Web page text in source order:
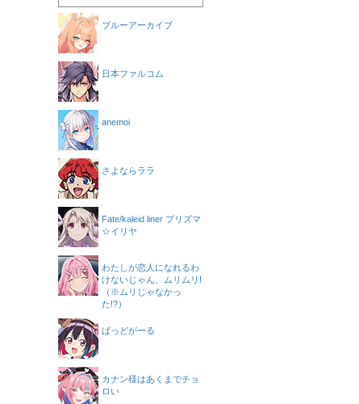
ブルーアーカイブ
日本ファルコム
anemoi
さよならララ
Fate/kaleid liner プリズマ
☆イリヤ
わたしが恋人になれるわ
けないじゃん、ムリムリ!
（※ムリじゃなかっ
た!?）
ばっどがーる
カナン様はあくまでチョ
ロい